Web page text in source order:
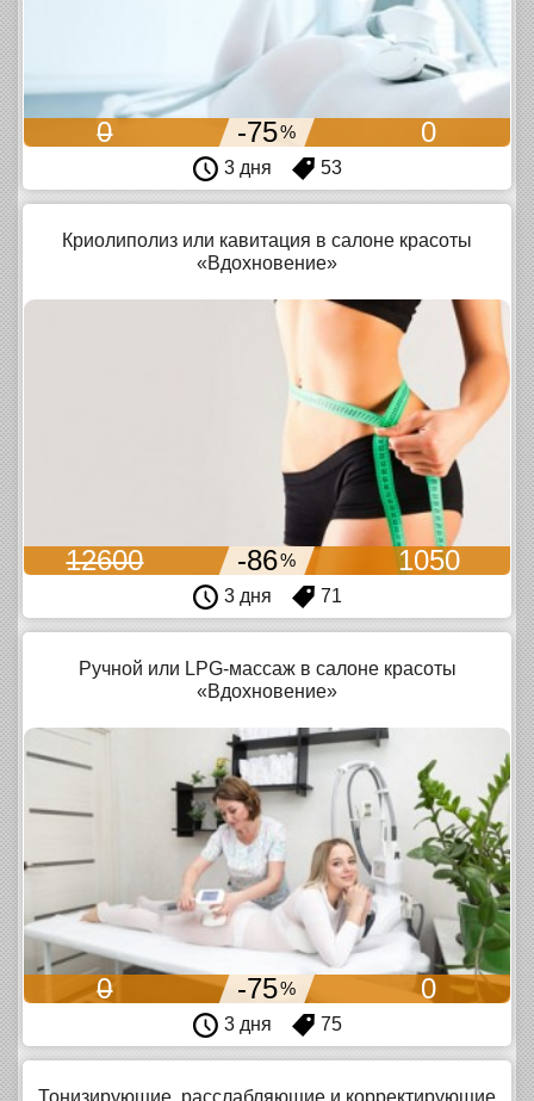
0 -75% 0
3 дня 53
Криолиполиз или кавитация в салоне красоты
«Вдохновение»
12600 -86% 1050
3 дня 71
Ручной или LPG-массаж в салоне красоты
«Вдохновение»
0 -75% 0
3 дня 75